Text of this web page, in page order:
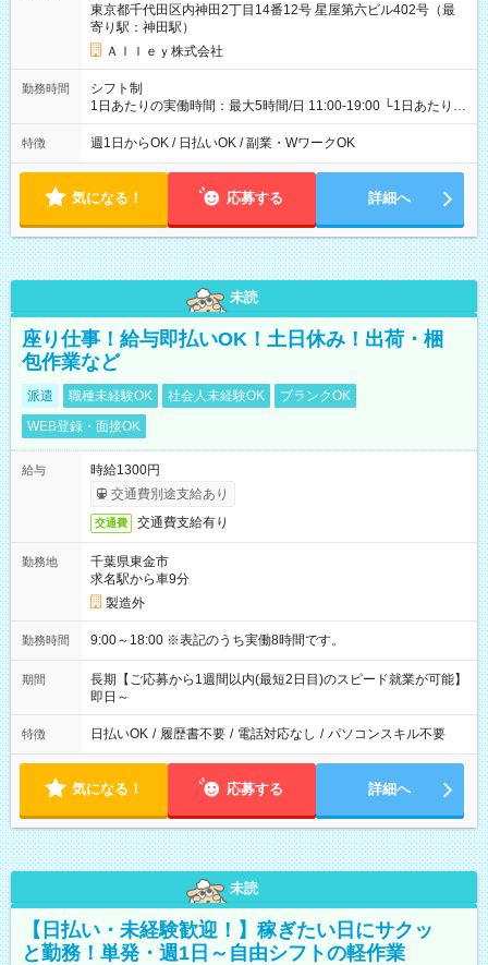
東京都千代田区内神田2丁目14番12号 星屋第六ビル402号（最
寄り駅：神田駅）
Ａｌｌｅｙ株式会社
勤務時間
シフト制
1日あたりの実働時間：最大5時間/日 11:00-19:00 └1日あたりの
実働時間：1-5時間 └上記の時間帯内であれば、いつでも勤務可
能！ └平日・土曜日の中で、お好きな曜日でご勤務いただけま
18:00 などのように、自由な働き方が可能なお仕事です！
特徴 週1日からOK / 日払いOK / 副業・WワークOK
気になる！ 応募する 詳細へ
未読
座り仕事！給与即払いOK！土日休み！出荷・梱
包作業など
派遣 職種未経験OK 社会人未経験OK
ブランクOK
WEB登録・面接OK
給与
時給1300円
交通費別途支給あり
交通費 交通費支給有り
勤務地
千葉県東金市
求名駅から車9分
製造外
勤務時間 9:00～18:00 ※表記のうち実働8時間です。
期間
長期【ご応募から1週間以内(最短2日目)のスピード就業が可能】
即日～
特徴 日払いOK / 履歴書不要 / 電話対応なし / パソコンスキル不要
気になる！ 応募する 詳細へ
未読
【日払い・未経験歓迎！】稼ぎたい日にサクッ
と勤務！単発・週1日～自由シフトの軽作業